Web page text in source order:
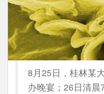
8月25日，桂林某
办晚宴；26日清